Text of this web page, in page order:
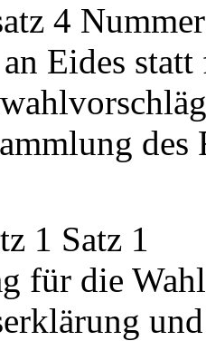
4
Eides
1 Satz 1
für die